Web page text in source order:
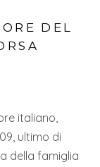
DEL
italiano,
ultimo di
della famiglia